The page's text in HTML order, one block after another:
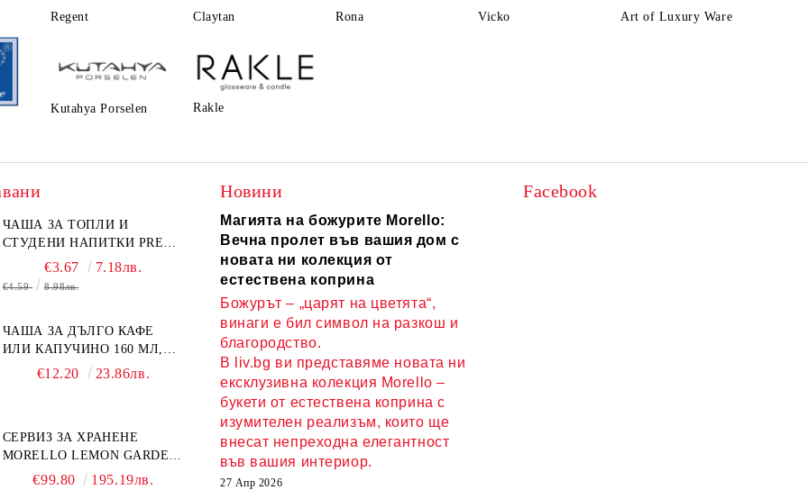
Regent
Claytаn Rona Vicko Art of Luxury Ware
Kutahya Porselen Rakle
ЧАША ЗА ТОПЛИ И
СТУДЕНИ НАПИТКИ PRESS
ART 400 МЛ,
БОРОСИЛИКАТНО СТЪКЛО
€3.67 7.18лв.
€4.59 8.98лв.
ЧАША ЗА ДЪЛГО КАФЕ
ИЛИ КАПУЧИНО 160 МЛ,
ЧИНИЙКА, ЛЪЖИЧКА
€12.20 23.86лв.
СЕРВИЗ ЗА ХРАНЕНЕ
MORELLO LEMON GARDEN
18 ЧАСТИ - ПОРЦЕЛАН
€99.80 195.19лв.
Новини
Магията на божурите Morello:
Вечна пролет във вашия дом с
новата ни колекция от
естествена коприна
Божурът – „царят на цветята“,
винаги е бил символ на разкош и
благородство.
В liv.bg ви представяме новата ни
ексклузивна колекция Morello –
букети от естествена коприна с
изумителен реализъм, които ще
внесат непреходна елегантност
във вашия интериор.
27 Апр 2026
Facebook